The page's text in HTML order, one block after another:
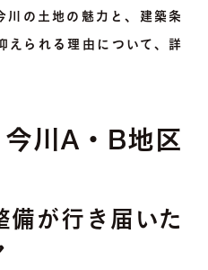
川の土地の魅力と、建築条
えられる理由について、詳
川A・B地区
備が行き届いた